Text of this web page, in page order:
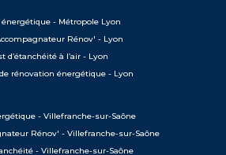
- Métropole Lyon
Rénov' - Lyon
d’étanchéité à l’air - Lyon
rénovation énergétique - Lyon
- Villefranche-sur-Saône
Rénov' - Villefranche-sur-Saône
- Villefranche-sur-Saône